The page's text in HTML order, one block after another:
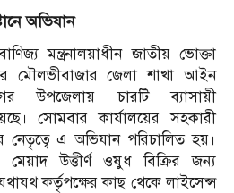
অভিযান
মন্ত্রনালয়াধীন জাতীয় ভোক্তা
মৌলভীবাজার জেলা শাখা আইন
উপজেলায় চারটি ব্যাসায়ী
সোমবার কার্যালয়ের সহকারী
এ অভিযান পরিচালিত হয়।
মেয়াদ উত্তীর্ণ ওষুধ বিক্রির জন্য
কর্তৃপক্ষের কাছ থেকে লাইসেন্স